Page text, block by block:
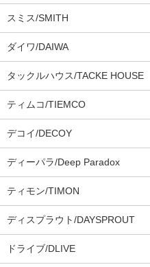
スミス/SMITH
ダイワ/DAIWA
タックルハウス/TACKE HOUSE
ティムコ/TIEMCO
デコイ/DECOY
ディーパラ/Deep Paradox
ティモン/TIMON
ディスプラウト/DAYSPROUT
ドライブ/DLIVE